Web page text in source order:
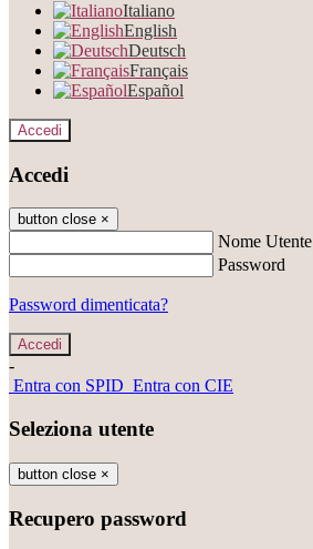
Italiano
English
Deutsch
Français
Español
Accedi
Accedi
button close ×
Nome Utente
Password
Password dimenticata?
-
Entra con SPID Entra con CIE
Seleziona utente
button close ×
Recupero password